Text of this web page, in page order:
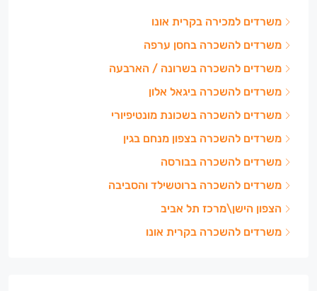
משרדים למכירה בקרית אונו
משרדים להשכרה בחסן ערפה
משרדים להשכרה בשרונה / הארבעה
משרדים להשכרה ביגאל אלון
משרדים להשכרה בשכונת מונטיפיורי
משרדים להשכרה בצפון מנחם בגין
משרדים להשכרה בבורסה
משרדים להשכרה ברוטשילד והסביבה
הצפון הישן\מרכז תל אביב
משרדים להשכרה בקרית אונו